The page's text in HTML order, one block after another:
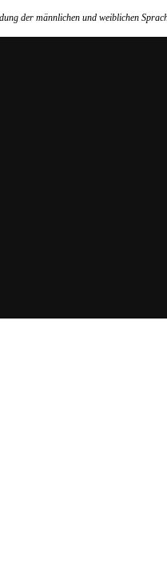
der männlichen und weiblichen